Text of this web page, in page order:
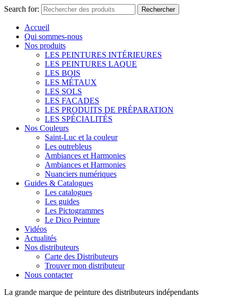
Search for: Rechercher
Accueil
Qui sommes-nous
Nos produits
LES PEINTURES INTÉRIEURES
LES PEINTURES LAQUE
LES BOIS
LES MÉTAUX
LES SOLS
LES FACADES
LES PRODUITS DE PRÉPARATION
LES SPÉCIALITÉS
Nos Couleurs
Saint-Luc et la couleur
Les outrebleus
Ambiances et Harmonies
Ambiances et Harmonies
Nuanciers numériques
Guides & Catalogues
Les catalogues
Les guides
Les Pictogrammes
Le Dico Peinture
Vidéos
Actualités
Nos distributeurs
Carte des Distributeurs
Trouver mon distributeur
Nous contacter
La grande marque de peinture des distributeurs indépendants